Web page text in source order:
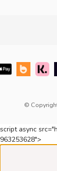
©
script async
963253628">